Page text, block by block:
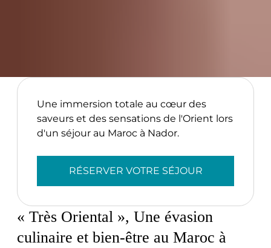
Une immersion totale au cœur des
saveurs et des sensations de l'Orient lors
d'un séjour au Maroc à Nador.
RÉSERVER VOTRE SÉJOUR
« Très Oriental », Une évasion
culinaire et bien-être au Maroc à